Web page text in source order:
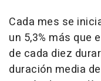
Cada mes se
un 5,3% más que
de cada diez
duración media